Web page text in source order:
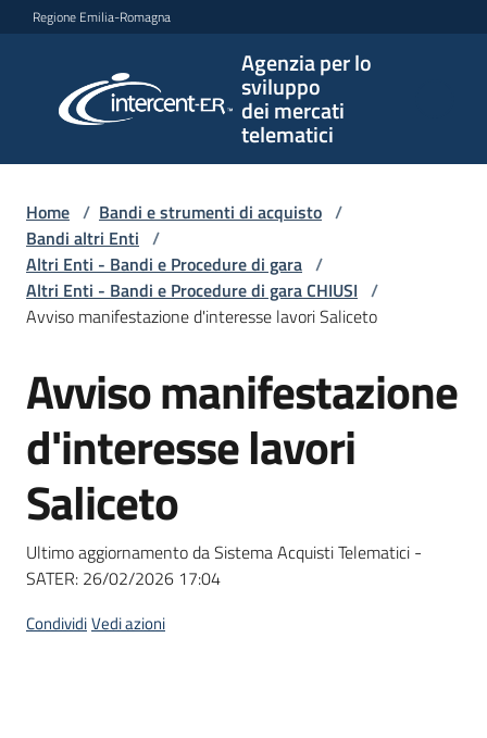
Vai al contenuto
Vai alla navigazione
Vai al footer
Regione Emilia-Romagna
Agenzia per lo
sviluppo
dei mercati
telematici
per lo
sviluppo
telematici
L'Agenzia
Bandi
strumenti
acquisto
Supporto
Home / Bandi e strumenti di acquisto /
Bandi altri Enti /
Altri Enti - Bandi e Procedure di gara /
Altri Enti - Bandi e Procedure di gara CHIUSI /
Avviso manifestazione d'interesse lavori Saliceto
Salta al contenuto
Avviso manifestazione
d'interesse lavori
Saliceto
Ultimo aggiornamento da Sistema Acquisti Telematici -
SATER: 26/02/2026 17:04
CondividiVedi azioni